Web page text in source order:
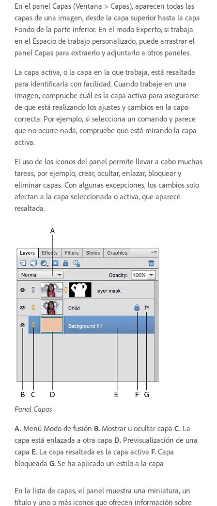
En el panel Capas (Ventana > Capas), aparecen todas las
capas de una imagen, desde la capa superior hasta la capa
Fondo de la parte inferior. En el modo Experto, si trabaja
en el Espacio de trabajo personalizado, puede arrastrar el
panel Capas para extraerlo y adjuntarlo a otros paneles.
La capa activa, o la capa en la que trabaja, está resaltada
para identificarla con facilidad. Cuando trabaje en una
imagen, compruebe cuál es la capa activa para asegurarse
de que está realizando los ajustes y cambios en la capa
correcta. Por ejemplo, si selecciona un comando y parece
que no ocurre nada, compruebe que está mirando la capa
activa.
El uso de los iconos del panel permite llevar a cabo muchas
tareas, por ejemplo, crear, ocultar, enlazar, bloquear y
eliminar capas. Con algunas excepciones, los cambios solo
afectan a la capa seleccionada o activa, que aparece
resaltada.
Panel Capas
A. Menú Modo de fusión B. Mostrar u ocultar capa C. La
capa está enlazada a otra capa D. Previsualización de una
capa E. La capa resaltada es la capa activa F. Capa
bloqueada G. Se ha aplicado un estilo a la capa
En la lista de capas, el panel muestra una miniatura, un
título y uno o más iconos que ofrecen información sobre